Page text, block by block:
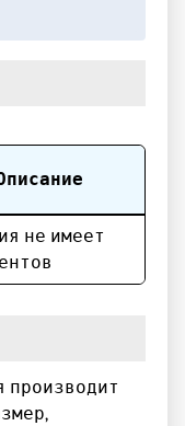
не имеет
производит